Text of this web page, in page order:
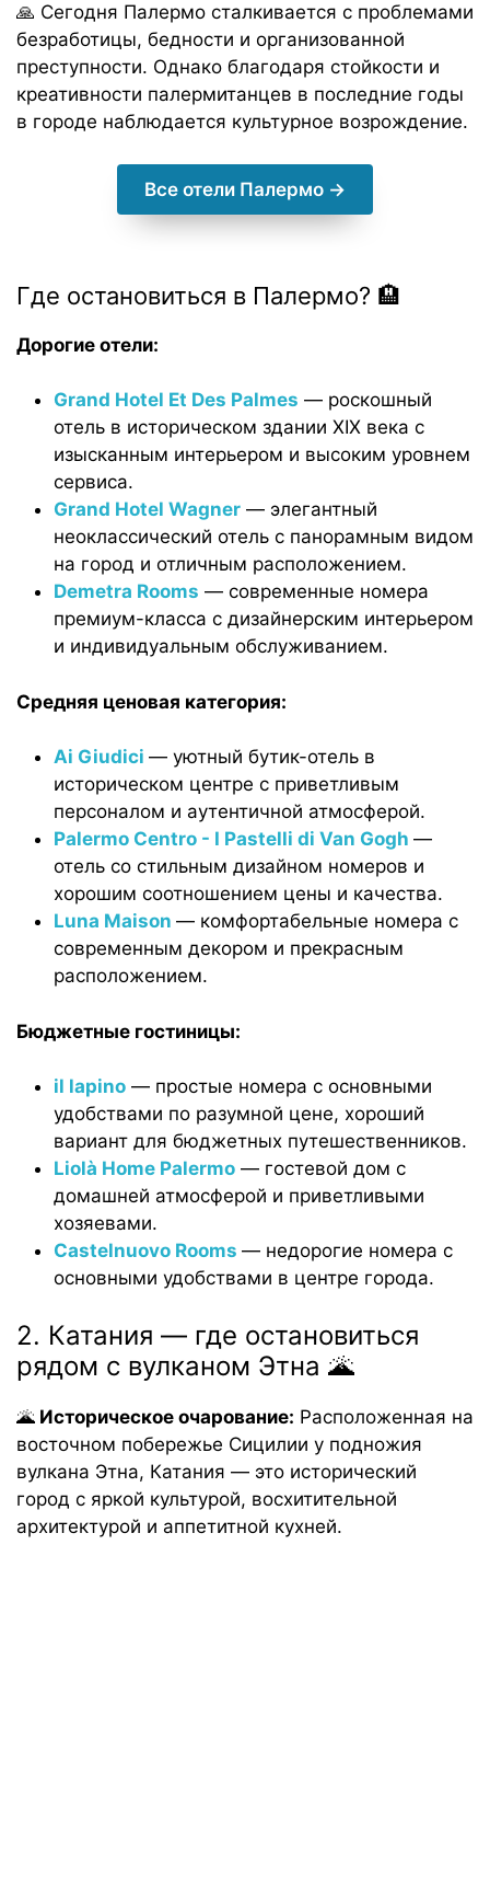
🙏 Сегодня Палермо сталкивается с проблемами
безработицы, бедности и организованной
преступности. Однако благодаря стойкости и
креативности палермитанцев в последние годы
в городе наблюдается культурное возрождение.
Все отели Палермо →
Где остановиться в Палермо? 🏨
Дорогие отели:
Grand Hotel Et Des Palmes — роскошный
отель в историческом здании XIX века с
изысканным интерьером и высоким уровнем
сервиса.
Grand Hotel Wagner — элегантный
неоклассический отель с панорамным видом
на город и отличным расположением.
Demetra Rooms — современные номера
премиум-класса с дизайнерским интерьером
и индивидуальным обслуживанием.
Средняя ценовая категория:
Ai Giudici — уютный бутик-отель в
историческом центре с приветливым
персоналом и аутентичной атмосферой.
Palermo Centro - I Pastelli di Van Gogh —
отель со стильным дизайном номеров и
хорошим соотношением цены и качества.
Luna Maison — комфортабельные номера с
современным декором и прекрасным
расположением.
Бюджетные гостиницы:
il lapino — простые номера с основными
удобствами по разумной цене, хороший
вариант для бюджетных путешественников.
Liolà Home Palermo — гостевой дом с
домашней атмосферой и приветливыми
хозяевами.
Castelnuovo Rooms — недорогие номера с
основными удобствами в центре города.
2. Катания — где остановиться
рядом с вулканом Этна 🌋
🌋 Историческое очарование: Расположенная на
восточном побережье Сицилии у подножия
вулкана Этна, Катания — это исторический
город с яркой культурой, восхитительной
архитектурой и аппетитной кухней.